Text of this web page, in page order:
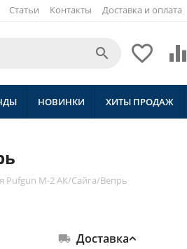
Статьи Контакты Доставка и оплата
 

НОВИНКИ ХИТЫ ПРОДАЖ
Pufgun М-2 АК/Сайга/Вепрь
Доставка